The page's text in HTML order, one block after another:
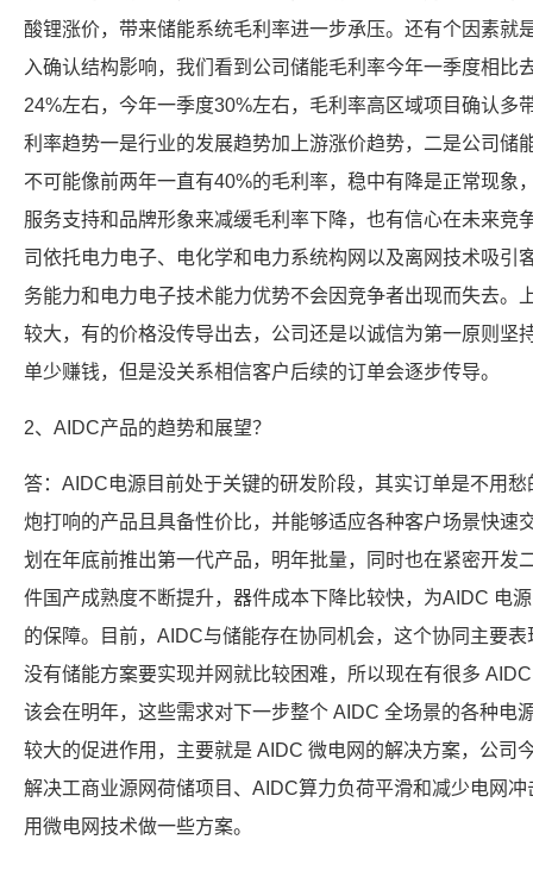
酸锂涨价，带来储能系统毛利率进一步承压。还有个因素就
入确认结构影响，我们看到公司储能毛利率今年一季度相比
24%左右，今年一季度30%左右，毛利率高区域项目确认多
利率趋势一是行业的发展趋势加上游涨价趋势，二是公司储
不可能像前两年一直有40%的毛利率，稳中有降是正常现象
服务支持和品牌形象来减缓毛利率下降，也有信心在未来竞
司依托电力电子、电化学和电力系统构网以及离网技术吸引
务能力和电力电子技术能力优势不会因竞争者出现而失去。
较大，有的价格没传导出去，公司还是以诚信为第一原则坚
单少赚钱，但是没关系相信客户后续的订单会逐步传导。
2、AIDC产品的趋势和展望？
答：AIDC电源目前处于关键的研发阶段，其实订单是不用
炮打响的产品且具备性价比，并能够适应各种客户场景快速
划在年底前推出第一代产品，明年批量，同时也在紧密开发
件国产成熟度不断提升，器件成本下降比较快，为AIDC 电
的保障。目前，AIDC与储能存在协同机会，这个协同主要
没有储能方案要实现并网就比较困难，所以现在有很多
该会在明年，这些需求对下一步整个 AIDC 全场景的各种电
较大的促进作用，主要就是 AIDC 微电网的解决方案，公司
解决工商业源网荷储项目、AIDC算力负荷平滑和减少电网
用微电网技术做一些方案。